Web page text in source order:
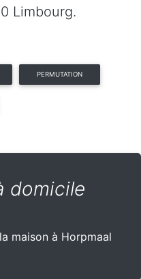
Limbourg.
PERMUTATION
domicile
maison à Horpmaal